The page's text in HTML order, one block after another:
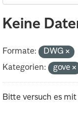
Keine
Formate: DWG
Kategorien:
gove
Bitte versuch es